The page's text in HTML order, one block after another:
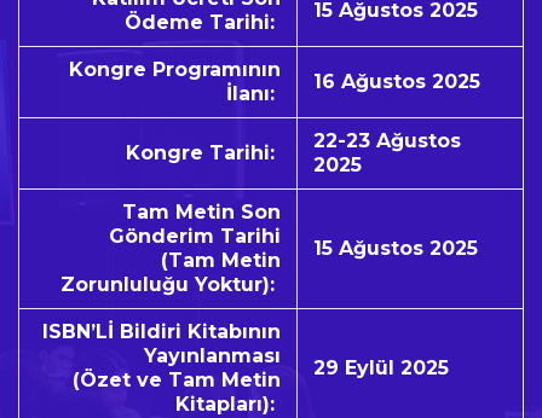
Ödeme Tarihi:
15 Ağustos 2025
Kongre Programının
İlanı:
16 Ağustos 2025
Kongre Tarihi:
22-23 Ağustos
2025
Tam Metin Son
Gönderim Tarihi
(Tam Metin
Zorunluluğu Yoktur):
15 Ağustos 2025
ISBN’Lİ Bildiri Kitabının
Yayınlanması
(Özet ve Tam Metin
Kitapları):
29 Eylül 2025